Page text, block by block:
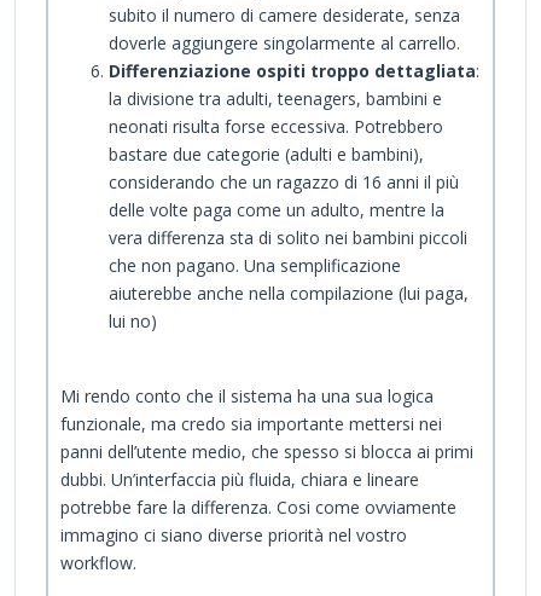
subito il numero di camere desiderate, senza
doverle aggiungere singolarmente al carrello.
Differenziazione ospiti troppo dettagliata:
la divisione tra adulti, teenagers, bambini e
neonati risulta forse eccessiva. Potrebbero
bastare due categorie (adulti e bambini),
considerando che un ragazzo di 16 anni il più
delle volte paga come un adulto, mentre la
vera differenza sta di solito nei bambini piccoli
che non pagano. Una semplificazione
aiuterebbe anche nella compilazione (lui paga,
lui no)
Mi rendo conto che il sistema ha una sua logica
funzionale, ma credo sia importante mettersi nei
panni dell’utente medio, che spesso si blocca ai primi
dubbi. Un’interfaccia più fluida, chiara e lineare
potrebbe fare la differenza. Cosi come ovviamente
immagino ci siano diverse priorità nel vostro
workflow.